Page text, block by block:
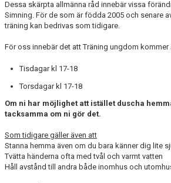
Dessa skärpta allmänna råd innebär vissa
Simning. För de som är födda 2005 och senare
träning kan bedrivas som tidigare.
För oss innebär det att Träning ungdom
Tisdagar kl 17-18
Torsdagar kl 17-18
Om ni har möjlighet att istället duscha
tacksamma om ni gör det.
Som tidigare gäller även att
Stanna hemma även om du bara känner dig lite
Tvätta händerna ofta med tvål och varmt vatten
Håll avstånd till andra både inomhus och